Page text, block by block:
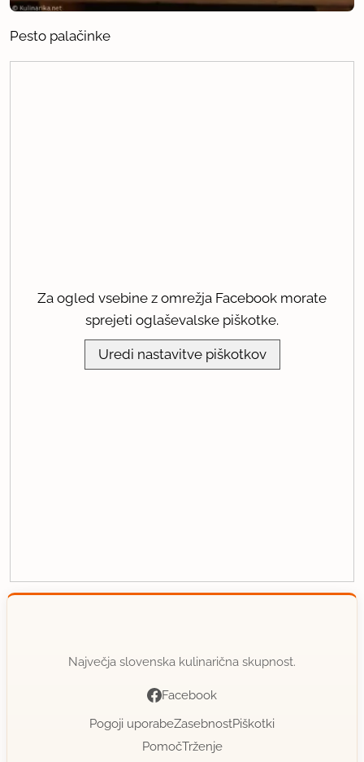
Pesto palačinke
Za ogled vsebine z omrežja Facebook morate
sprejeti oglaševalske piškotke.
Uredi nastavitve piškotkov
Največja slovenska kulinarična skupnost.
Facebook
Pogoji uporabeZasebnostPiškotki
PomočTrženje